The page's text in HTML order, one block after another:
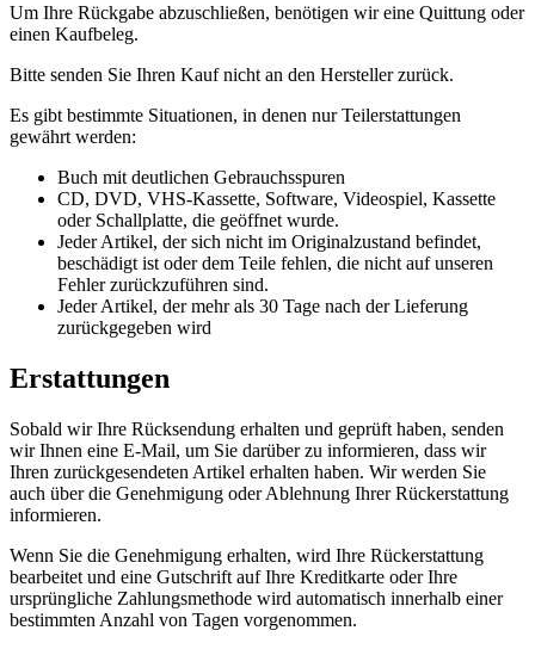
Um Ihre Rückgabe abzuschließen, benötigen wir eine Quittung oder
einen Kaufbeleg.
Bitte senden Sie Ihren Kauf nicht an den Hersteller zurück.
Es gibt bestimmte Situationen, in denen nur Teilerstattungen
gewährt werden:
Buch mit deutlichen Gebrauchsspuren
CD, DVD, VHS-Kassette, Software, Videospiel, Kassette
oder Schallplatte, die geöffnet wurde.
Jeder Artikel, der sich nicht im Originalzustand befindet,
beschädigt ist oder dem Teile fehlen, die nicht auf unseren
Fehler zurückzuführen sind.
Jeder Artikel, der mehr als 30 Tage nach der Lieferung
zurückgegeben wird
Erstattungen
Sobald wir Ihre Rücksendung erhalten und geprüft haben, senden
wir Ihnen eine E-Mail, um Sie darüber zu informieren, dass wir
Ihren zurückgesendeten Artikel erhalten haben. Wir werden Sie
auch über die Genehmigung oder Ablehnung Ihrer Rückerstattung
informieren.
Wenn Sie die Genehmigung erhalten, wird Ihre Rückerstattung
bearbeitet und eine Gutschrift auf Ihre Kreditkarte oder Ihre
ursprüngliche Zahlungsmethode wird automatisch innerhalb einer
bestimmten Anzahl von Tagen vorgenommen.